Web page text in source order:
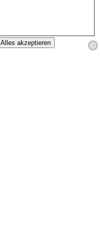
Alles akzeptieren